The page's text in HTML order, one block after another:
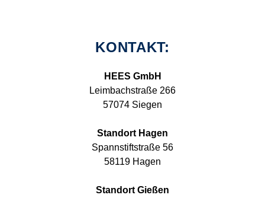
KONTAKT:
HEES GmbH
Leimbachstraße 266
57074 Siegen
Standort Hagen
Spannstiftstraße 56
58119 Hagen
Standort Gießen